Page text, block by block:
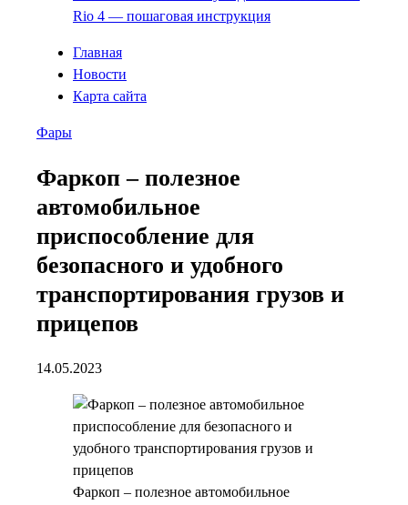
Rio 4 — пошаговая инструкция
Главная
Новости
Карта сайта
Фары
Фаркоп – полезное
автомобильное
приспособление для
безопасного и удобного
транспортирования грузов и
прицепов
14.05.2023
Фаркоп – полезное автомобильное